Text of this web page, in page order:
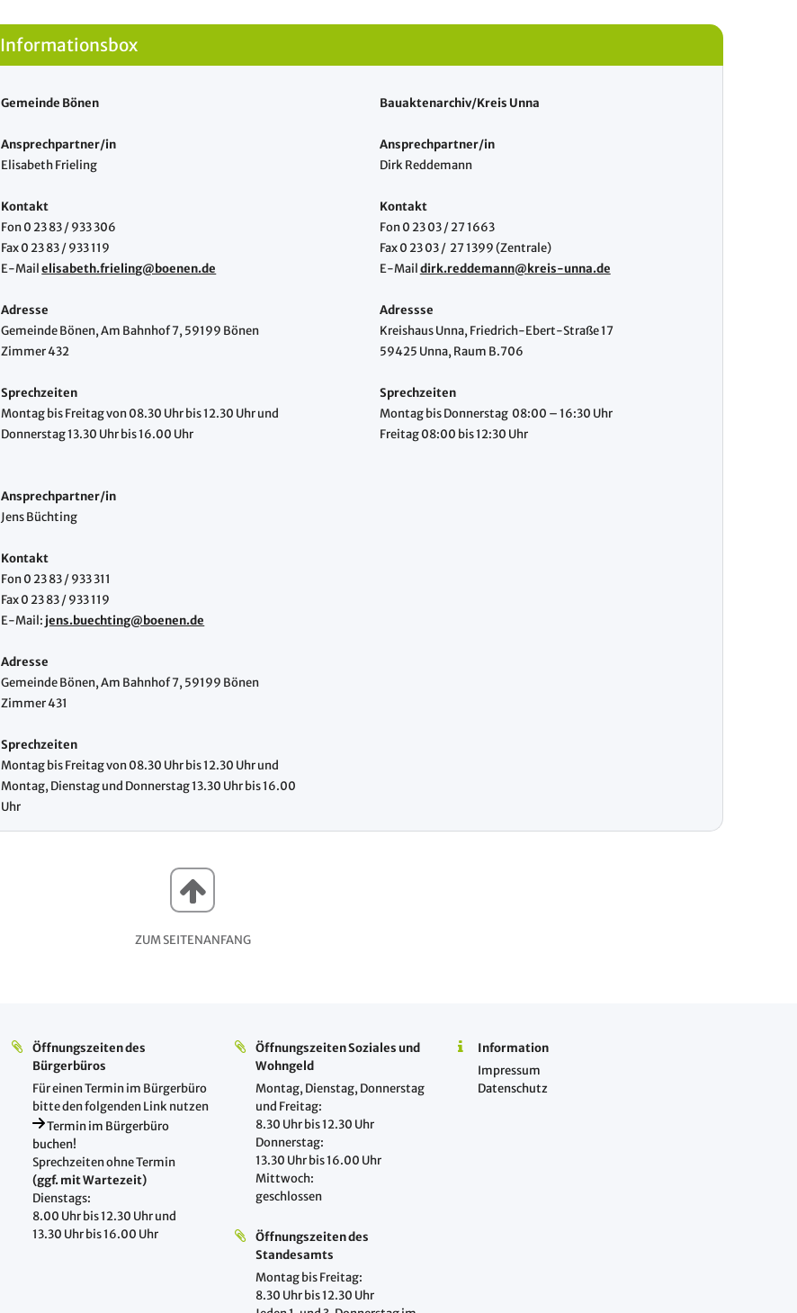
Informationsbox
Gemeinde Bönen
Ansprechpartner/in
Elisabeth Frieling
Kontakt
Fon 0 23 83 / 933 306
Fax 0 23 83 / 933 119
E-Mailelisabeth.frieling@boenen.de
Adresse
Gemeinde Bönen, Am Bahnhof 7, 59199 Bönen
Zimmer 432
Sprechzeiten
Montag bis Freitag von 08.30 Uhr bis 12.30 Uhr und
Donnerstag 13.30 Uhr bis 16.00 Uhr
Ansprechpartner/in
Jens Büchting
Kontakt
Fon 0 23 83 / 933 311
Fax 0 23 83 / 933 119
E-Mail: jens.buechting@boenen.de
Adresse
Gemeinde Bönen, Am Bahnhof 7, 59199 Bönen
Zimmer 431
Sprechzeiten
Montag bis Freitag von 08.30 Uhr bis 12.30 Uhr und
Montag, Dienstag und Donnerstag 13.30 Uhr bis 16.00
Uhr
Bauaktenarchiv/Kreis Unna
Ansprechpartner/in
Dirk Reddemann
Kontakt
Fon 0 23 03 / 27 1663
Fax 0 23 03 / 27 1399 (Zentrale)
E-Maildirk.reddemann@kreis-unna.de
Adressse
Kreishaus Unna, Friedrich-Ebert-Straße 17
59425 Unna, Raum B.706
Sprechzeiten
Montag bis Donnerstag 08:00 – 16:30 Uhr
Freitag 08:00 bis 12:30 Uhr
ZUM SEITENANFANG
Öffnungszeiten des
Bürgerbüros
Für einen Termin im Bürgerbüro
bitte den folgenden Link nutzen
Termin im Bürgerbüro
buchen!
Sprechzeiten ohne Termin
(ggf. mit Wartezeit)
Dienstags:
8.00 Uhr bis 12.30 Uhr und
13.30 Uhr bis 16.00 Uhr
Öffnungszeiten Soziales und
Wohngeld
Montag, Dienstag, Donnerstag
und Freitag:
8.30 Uhr bis 12.30 Uhr
Donnerstag:
13.30 Uhr bis 16.00 Uhr
Mittwoch:
geschlossen
Öffnungszeiten des
Standesamts
Montag bis Freitag:
8.30 Uhr bis 12.30 Uhr
Information
Impressum
Datenschutz